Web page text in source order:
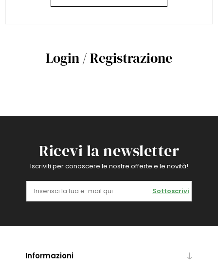
Login / Registrazione
Ricevi la newsletter
Iscriviti per conoscere le nostre offerte e le novità!
Sottoscrivi
Informazioni